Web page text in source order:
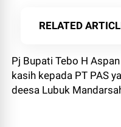
RELATED
Pj Bupati Tebo H
kasih kepada PT PAS
deesa Lubuk